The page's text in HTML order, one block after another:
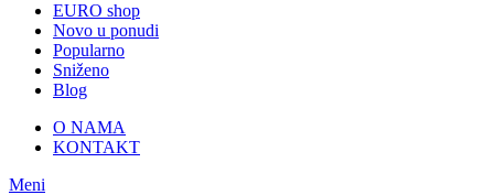
EURO shop
Novo u ponudi
Popularno
Sniženo
Blog
O NAMA
KONTAKT
Meni